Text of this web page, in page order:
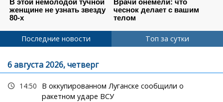
Последние новости Топ за сутки
6 августа 2026, четверг
14:50
В оккупированном Луганске сообщили о
ракетном ударе ВСУ